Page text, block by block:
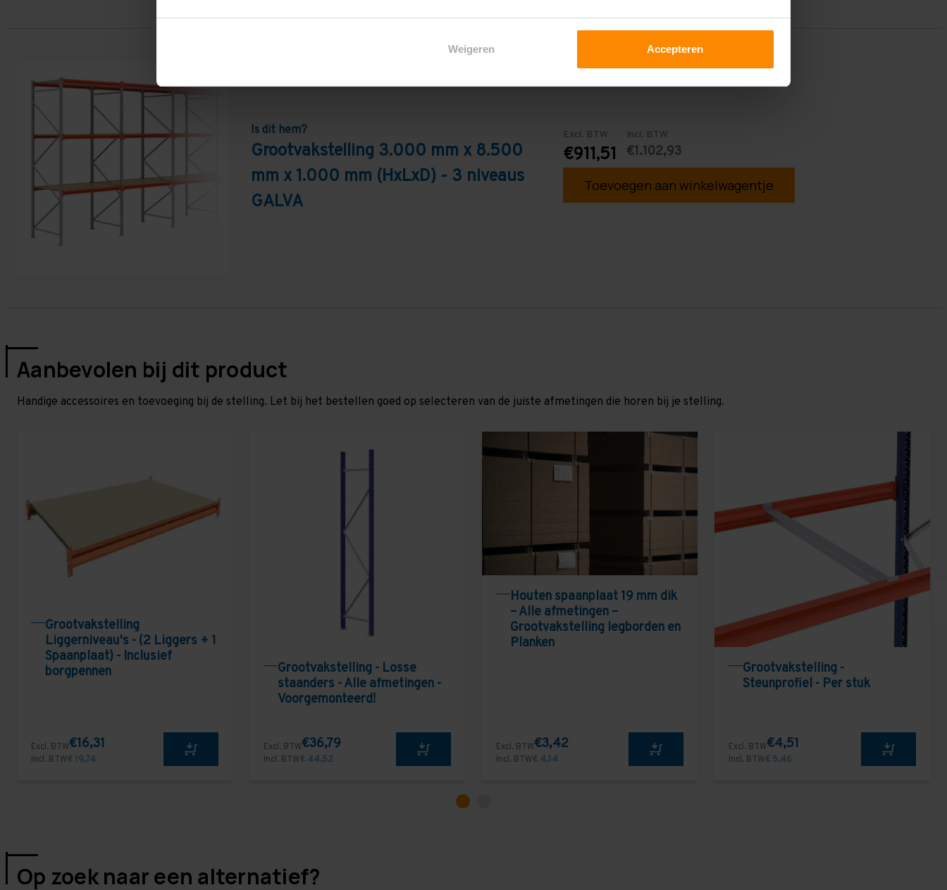
Weigeren Accepteren
Is dit hem?
Grootvakstelling 3.000 mm x 8.500
mm x 1.000 mm (HxLxD) - 3 niveaus
GALVA
Excl. BTW
€911,51
Incl. BTW
€1.102,93
Toevoegen aan winkelwagentje
Aanbevolen bij dit product
Handige accessoires en toevoeging bij de stelling. Let bij het bestellen goed op selecteren van de juiste afmetingen die horen bij je stelling.
Grootvakstelling
Liggerniveau's - (2 Liggers + 1
Spaanplaat) - Inclusief
borgpennen
Excl. BTW€16,31
Incl. BTW€ 19,74
Grootvakstelling - Losse
staanders - Alle afmetingen -
Voorgemonteerd!
Excl. BTW€36,79
Incl. BTW€ 44,52
Houten spaanplaat 19 mm dik
– Alle afmetingen –
Grootvakstelling legborden en
Planken
Excl. BTW€3,42
Incl. BTW€ 4,14
Grootvakstelling -
Steunprofiel - Per stuk
Excl. BTW€4,51
Incl. BTW€ 5,46
Op zoek naar een alternatief?